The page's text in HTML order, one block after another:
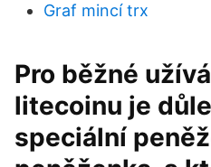
Graf mincí trx
Pro běžné
litecoinu je
speciální